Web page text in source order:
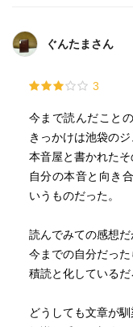
昭和52年に連載を
ブギ」の主人公の
ヒット。昭和55年
ーカル「翔」の名
名前だった。
＞こうしてわずか
量にあふれ、「翔
＞ところが「翔の
が高まるとともに
いることが社会問
＞しかしこの時、
実はこの「翔」と
ぐんたまさん
3
今まで読んだこと
きっかけは池袋の
本音屋と書かれた
自分の本音と向き
いうものだった。
読んでみての感想だ
今までの自分だっ
積読と化しているだ
どうしても文章が